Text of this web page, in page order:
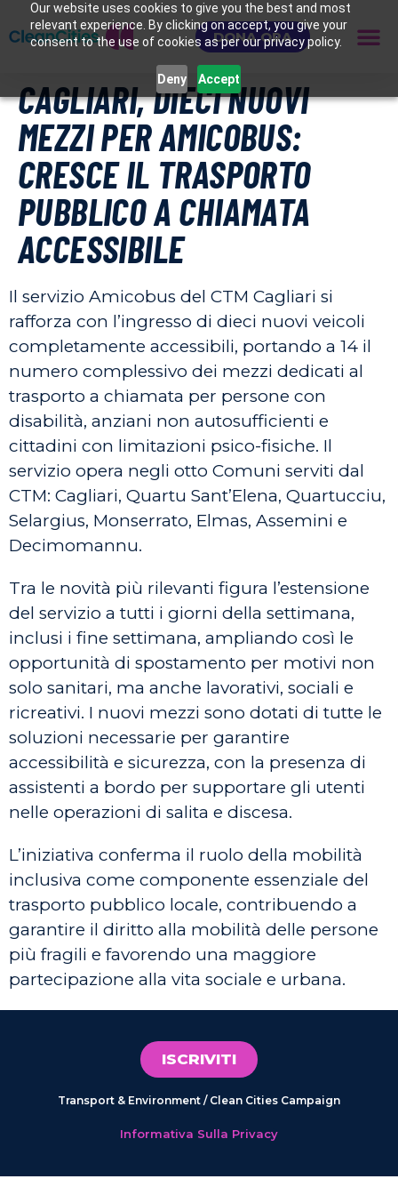
Our website uses cookies to give you the best and most
relevant experience. By clicking on accept, you give your
consent to the use of cookies as per our privacy policy.
Deny Accept
DONA ORA
CAGLIARI, DIECI NUOVI
MEZZI PER AMICOBUS:
CRESCE IL TRASPORTO
PUBBLICO A CHIAMATA
ACCESSIBILE
Il servizio Amicobus del CTM Cagliari si
rafforza con l’ingresso di dieci nuovi veicoli
completamente accessibili, portando a 14 il
numero complessivo dei mezzi dedicati al
trasporto a chiamata per persone con
disabilità, anziani non autosufficienti e
cittadini con limitazioni psico-fisiche. Il
servizio opera negli otto Comuni serviti dal
CTM: Cagliari, Quartu Sant’Elena, Quartucciu,
Selargius, Monserrato, Elmas, Assemini e
Decimomannu.
Tra le novità più rilevanti figura l’estensione
del servizio a tutti i giorni della settimana,
inclusi i fine settimana, ampliando così le
opportunità di spostamento per motivi non
solo sanitari, ma anche lavorativi, sociali e
ricreativi. I nuovi mezzi sono dotati di tutte le
soluzioni necessarie per garantire
accessibilità e sicurezza, con la presenza di
assistenti a bordo per supportare gli utenti
nelle operazioni di salita e discesa.
L’iniziativa conferma il ruolo della mobilità
inclusiva come componente essenziale del
trasporto pubblico locale, contribuendo a
garantire il diritto alla mobilità delle persone
più fragili e favorendo una maggiore
partecipazione alla vita sociale e urbana.
ISCRIVITI
Transport & Environment / Clean Cities Campaign
Informativa Sulla Privacy